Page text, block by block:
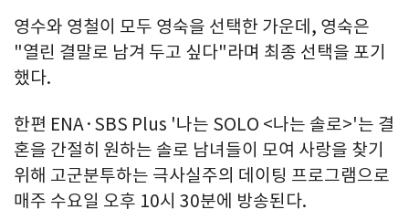
영수와 영철이 모두 영숙을 선택한 가운데, 영숙은
"열린 결말로 남겨 두고 싶다"라며 최종 선택을 포기
했다.
한편 ENA·SBS Plus '나는 SOLO <나는 솔로>'는 결
혼을 간절히 원하는 솔로 남녀들이 모여 사랑을 찾기
위해 고군분투하는 극사실주의 데이팅 프로그램으로
매주 수요일 오후 10시 30분에 방송된다.